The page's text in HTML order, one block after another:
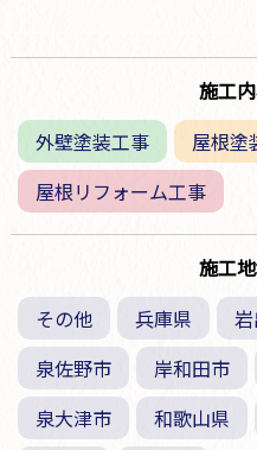
施工
外壁塗装工事
屋根塗
屋根リフォーム工事
施工
その他
兵庫県
泉佐野市
岸和田市
泉大津市
和歌山県